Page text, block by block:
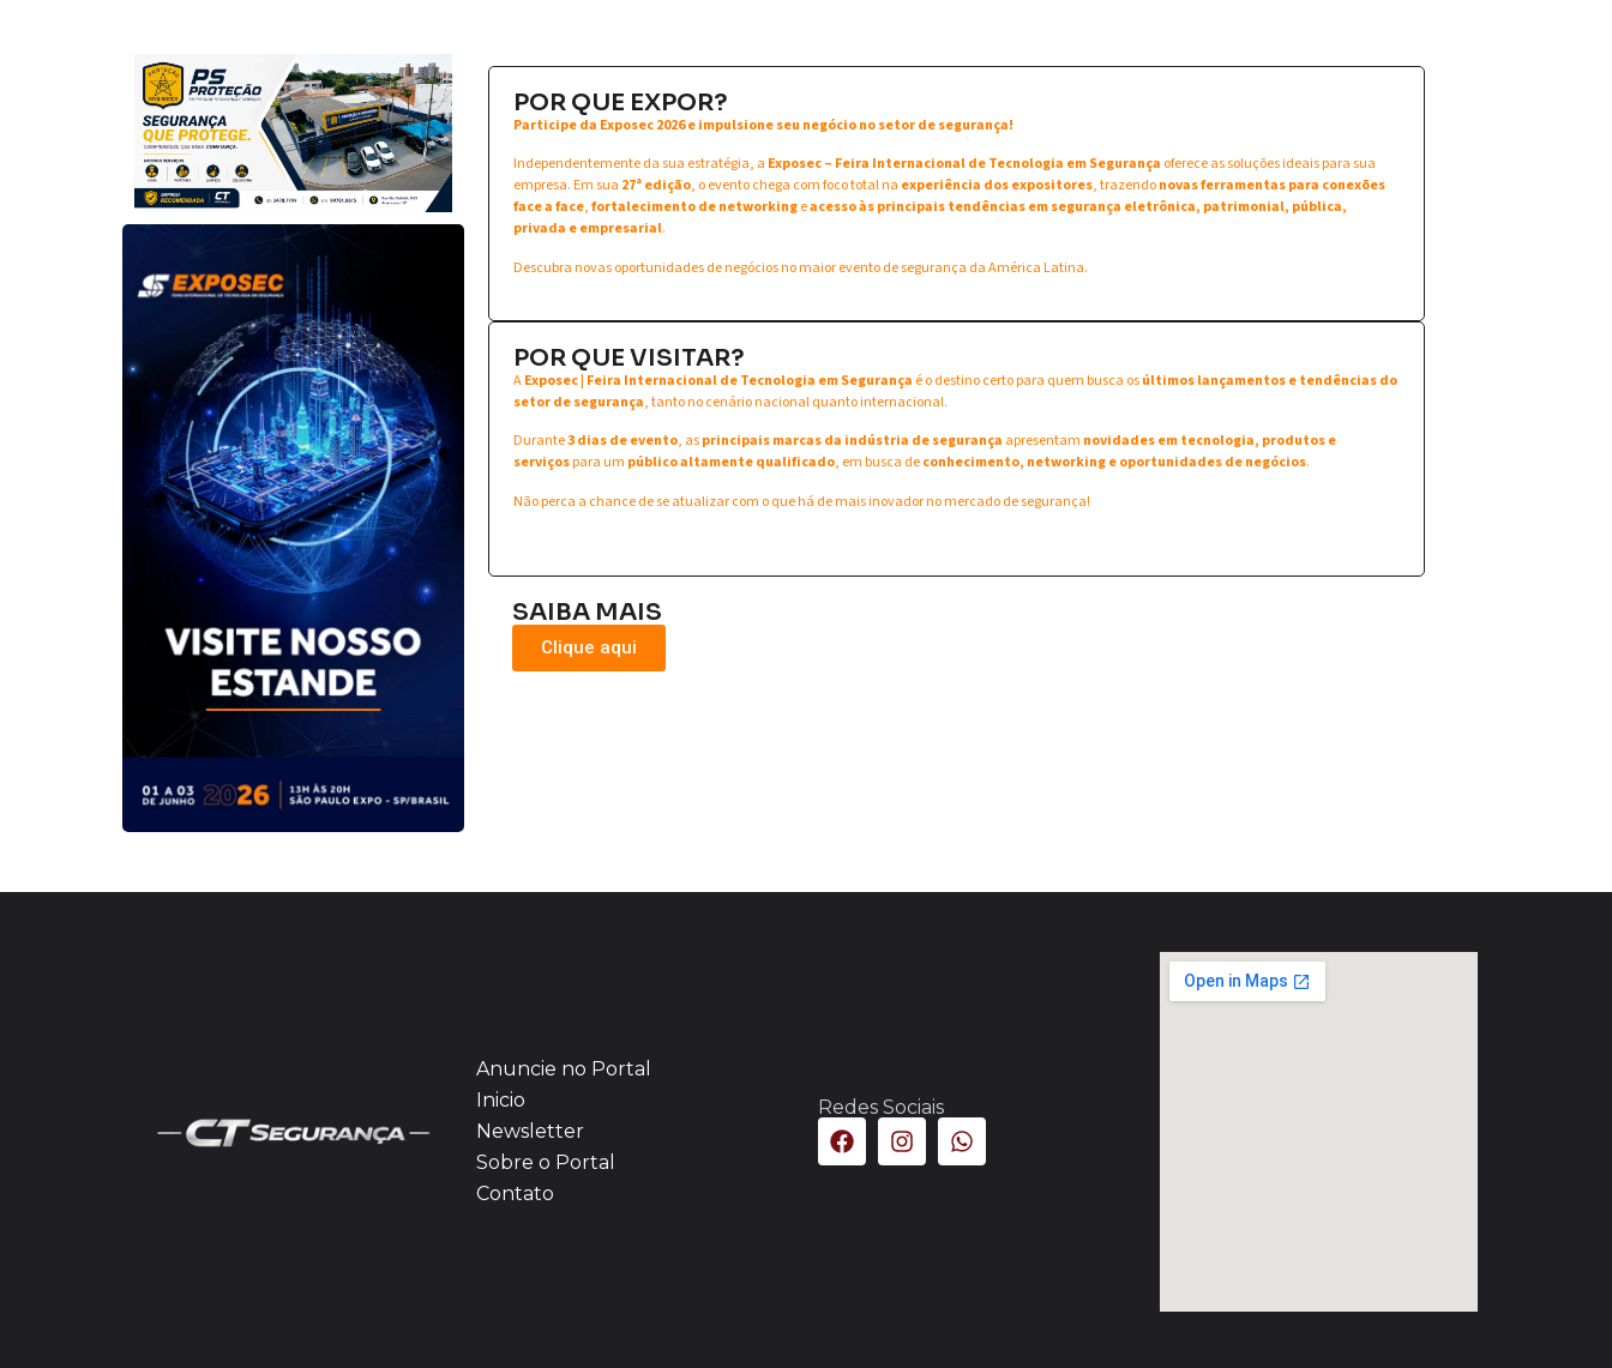
POR QUE EXPOR?
Participe da Exposec 2026 e impulsione seu negócio no setor de segurança!
Independentemente da sua estratégia, a Exposec – Feira Internacional de Tecnologia em Segurança oferece as soluções ideais para sua
empresa. Em sua 27ª edição, o evento chega com foco total na experiência dos expositores, trazendonovas ferramentas para conexões
face a face,fortalecimento de networkingeacesso às principais tendências em segurança eletrônica, patrimonial, pública,
privada e empresarial.
Descubra novas oportunidades de negócios no maior evento de segurança da América Latina.
POR QUE VISITAR?
AExposec | Feira Internacional de Tecnologia em Segurança é o destino certo para quem busca osúltimos lançamentos e tendências do
setor de segurança, tanto no cenário nacional quanto internacional.
Durante3 dias de evento, asprincipais marcas da indústria de segurança apresentam novidades em tecnologia, produtos e
serviçospara um público altamente qualificado, em busca deconhecimento, networking e oportunidades de negócios.
Não perca a chance de se atualizar com o que há de mais inovador no mercado de segurança!
SAIBA MAIS
Clique aqui
Anuncie no Portal
Inicio
Newsletter
Sobre o Portal
Contato
Redes Sociais